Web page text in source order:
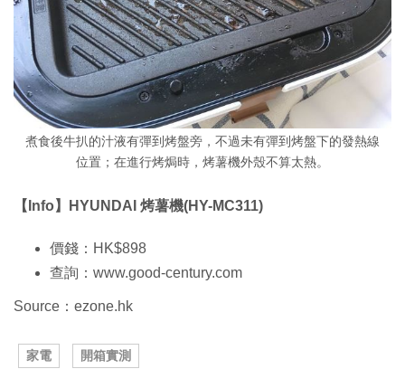
煮食後牛扒的汁液有彈到烤盤旁，不過未有彈到烤盤下的發熱線
位置；在進行烤焗時，烤薯機外殼不算太熱。
【Info】HYUNDAI 烤薯機(HY-MC311)
價錢：HK$898
查詢：www.good-century.com
Source：ezone.hk
家電 開箱實測